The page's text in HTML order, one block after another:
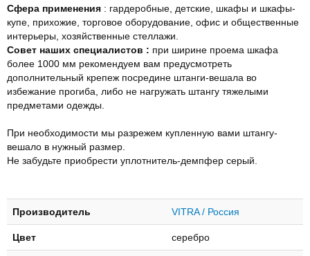
Сфера применения : гардеробные, детские, шкафы и шкафы-
купе, прихожие, торговое оборудование, офис и общественные
интерьеры, хозяйственные стеллажи.
Совет наших специалистов : при ширине проема шкафа
более 1000 мм рекомендуем вам предусмотреть
дополнительный крепеж посредине штанги-вешала во
избежание прогиба, либо не нагружать штангу тяжелыми
предметами одежды.
При необходимости мы разрежем купленную вами штангу-
вешало в нужный размер.
Не забудьте приобрести уплотнитель-демпфер серый.
Производитель VITRA / Россия
Цвет серебро